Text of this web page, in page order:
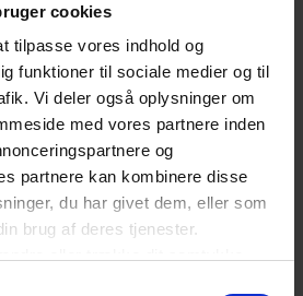
cookies
tilpasse vores indhold og
funktioner til sociale medier og til
Vi deler også oplysninger om
med vores partnere inden
og
partnere kan kombinere disse
du har givet dem, eller som
brug af deres tjenester.
investeringer
i 2026
ind for at få